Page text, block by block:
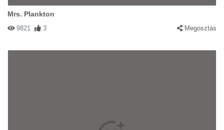
Mrs. Plankton
9821 3 Megosztás